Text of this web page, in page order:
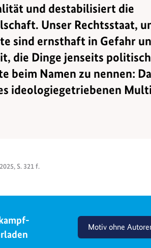
und destabilisiert die
Unser Rechtsstaat,
sind ernsthaft in Gefahr
die Dinge jenseits
beim Namen zu nennen:
ideologiegetriebenen
S. 321 f.
Motiv ohne